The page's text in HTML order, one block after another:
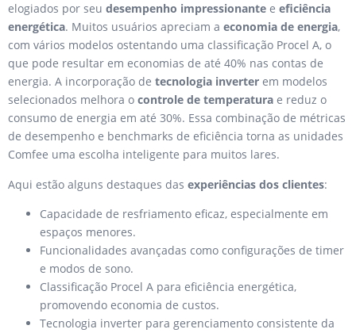
elogiados por seu desempenho impressionante e eficiência
energética. Muitos usuários apreciam a economia de energia,
com vários modelos ostentando uma classificação Procel A, o
que pode resultar em economias de até 40% nas contas de
energia. A incorporação de tecnologia inverter em modelos
selecionados melhora o controle de temperatura e reduz o
consumo de energia em até 30%. Essa combinação de métricas
de desempenho e benchmarks de eficiência torna as unidades
Comfee uma escolha inteligente para muitos lares.
Aqui estão alguns destaques das experiências dos clientes:
Capacidade de resfriamento eficaz, especialmente em
espaços menores.
Funcionalidades avançadas como configurações de timer
e modos de sono.
Classificação Procel A para eficiência energética,
promovendo economia de custos.
Tecnologia inverter para gerenciamento consistente da